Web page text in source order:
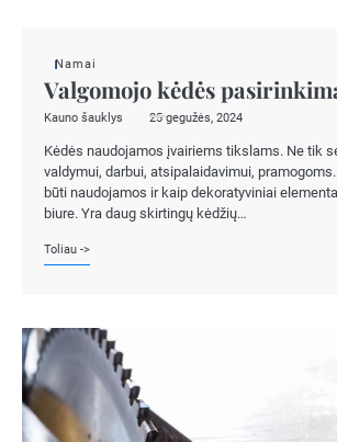
Namai
Valgomojo kėdės
Kauno šauklys 25 gegužės, 2024
Kėdės naudojamos įvairiems tikslams. Ne tik
valdymui, darbui, atsipalaidavimui,
būti naudojamos ir kaip dekoratyviniai
biure. Yra daug skirtingų kėdžių…
Toliau ->